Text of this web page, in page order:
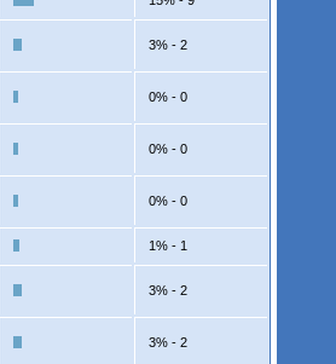
3% - 2
0% - 0
0% - 0
0% - 0
1% - 1
3% - 2
3% - 2